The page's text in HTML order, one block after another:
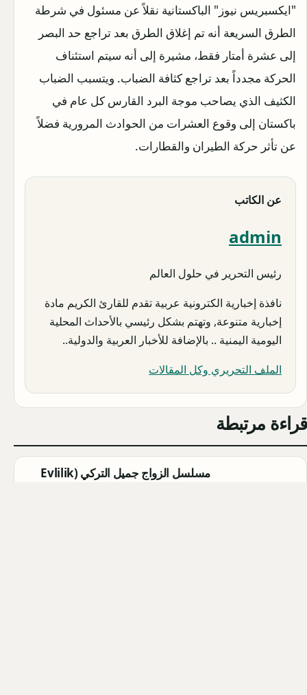
"ايكسبريس نيوز" الباكستانية نقلاً عن مسئول في شرطة
الطرق السريعة أنه تم إغلاق الطرق بعد تراجع حد البصر
إلى عشرة أمتار فقط، مشيرة إلى أنه سيتم استئناف
الحركة مجدداً بعد تراجع كثافة الضباب. ويتسبب الضباب
الكثيف الذي يصاحب موجة البرد القارس كل عام في
باكستان إلى وقوع العشرات من الحوادث المرورية فضلاً
عن تأثر حركة الطيران والقطارات.
عن الكاتب
admin
رئيس التحرير في حلول العالم
نافذة إخبارية الكترونية عربية تقدم للقارئ الكريم مادة
إخبارية متنوعة, وتهتم بشكل رئيسي بالأحداث المحلية
اليومية اليمنية .. بالإضافة للأخبار العربية والدولية..
الملف التحريري وكل المقالات
قراءة مرتبطة
مسلسل الزواج جميل التركي (Evlilik